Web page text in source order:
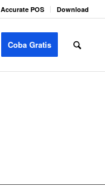
Accurate POS Download
Coba Gratis